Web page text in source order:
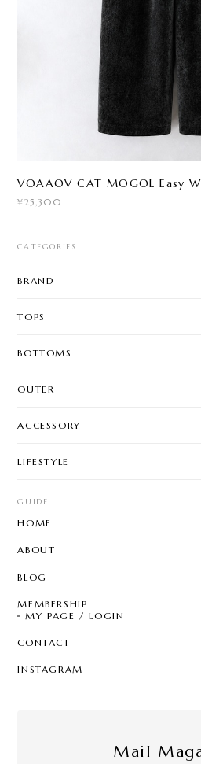
VOAAOV CAT MOGOL Easy
¥25,300
CATEGORIES
BRAND
TOPS
BOTTOMS
OUTER
ACCESSORY
LIFESTYLE
GUIDE
HOME
ABOUT
BLOG
MEMBERSHIP
MY PAGE / LOGIN
CONTACT
INSTAGRAM
Mail